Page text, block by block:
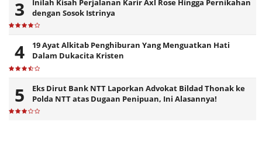
Inilah Kisah Perjalanan Karir Axl Rose Hingga Pernikahan
dengan Sosok Istrinya
19 Ayat Alkitab Penghiburan Yang Menguatkan Hati
Dalam Dukacita Kristen
Eks Dirut Bank NTT Laporkan Advokat Bildad Thonak ke
Polda NTT atas Dugaan Penipuan, Ini Alasannya!